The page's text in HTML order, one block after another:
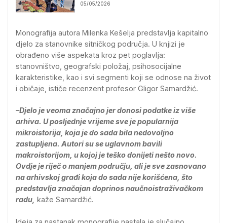
05/05/2026
Monografija autora Milenka Kešelja predstavlja kapitalno
djelo za stanovnike sitničkog područja. U knjizi je
obrađeno više aspekata kroz pet poglavlja:
stanovništvo, geografski položaj, psihosocijalne
karakteristike, kao i svi segmenti koji se odnose na život
i običaje, ističe recenzent profesor Gligor Samardžić.
–Djelo je veoma značajno jer donosi podatke iz više
arhiva. U posljednje vrijeme sve je popularnija
mikroistorija, koja je do sada bila nedovoljno
zastupljena. Autori su se uglavnom bavili
makroistorijom, u kojoj je teško donijeti nešto novo.
Ovdje je riječ o manjem području, ali je sve zasnovano
na arhivskoj građi koja do sada nije korišćena, što
predstavlja značajan doprinos naučnoistraživačkom
radu, kaže Samardžić.